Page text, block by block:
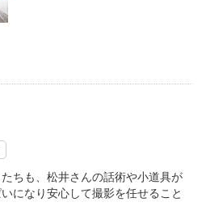
ちも、松井さんの話術や小道具が
になり安心して撮影を任せること